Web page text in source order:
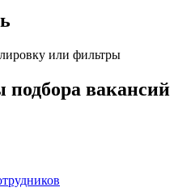
или фильтры
вакансий